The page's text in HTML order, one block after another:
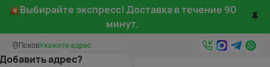
Выбирайте экспресс! Доставка в течение 90
минут.
ПсковУкажите адрес
адрес?